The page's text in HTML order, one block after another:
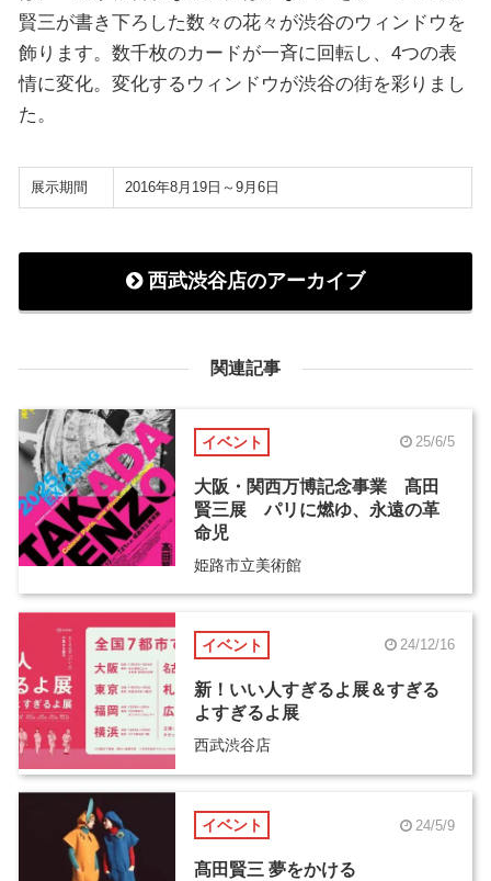
賢三が書き下ろした数々の花々が渋谷のウィンドウを
飾ります。数千枚のカードが一斉に回転し、4つの表
情に変化。変化するウィンドウが渋谷の街を彩りまし
た。
展示期間 2016年8月19日～9月6日
西武渋谷店のアーカイブ
関連記事
イベント 25/6/5
大阪・関西万博記念事業 髙田
賢三展 パリに燃ゆ、永遠の革
命児
姫路市立美術館
イベント 24/12/16
新！いい人すぎるよ展＆すぎる
よすぎるよ展
西武渋谷店
イベント 24/5/9
髙田賢三 夢をかける